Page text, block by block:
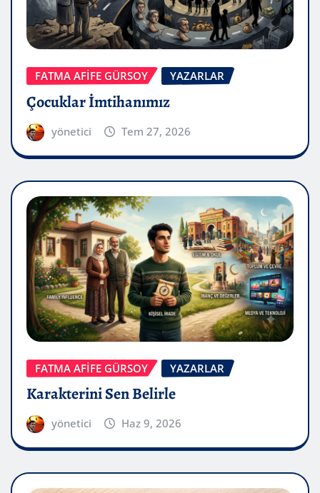
FATMA AFİFE GÜRSOY YAZARLAR
Çocuklar İmtihanımız
yönetici Tem 27, 2026
FATMA AFİFE GÜRSOY YAZARLAR
Karakterini Sen Belirle
yönetici Haz 9, 2026